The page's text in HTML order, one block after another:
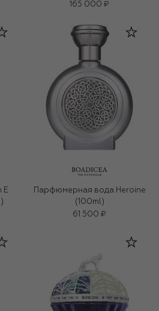
165 000 ₽
E
Парфюмерная вода Heroine
(100ml)
61 500 ₽